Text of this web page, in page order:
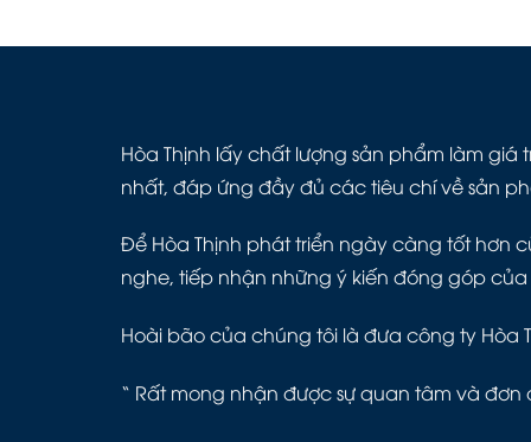
Hòa Thịnh lấy chất lượng sản phẩm làm
nhất, đáp ứng đầy đủ các tiêu chí về sản
Để Hòa Thịnh phát triển ngày càng tốt hơn
nghe, tiếp nhận những ý kiến đóng góp
Hoài bão của chúng tôi là đưa công ty Hòa
“ Rất mong nhận được sự quan tâm và